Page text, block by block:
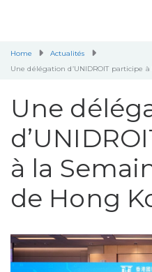
Home
Actualités
Une délégation d’UNIDROIT participe
Une
à la
de Hong